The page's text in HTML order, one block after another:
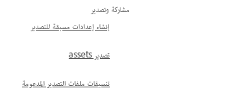
مشاركة وتصدير
إنشاء إعدادات مسبقة للتصدير
تصدير assets
تنسيقات ملفات التصدير المدعومة